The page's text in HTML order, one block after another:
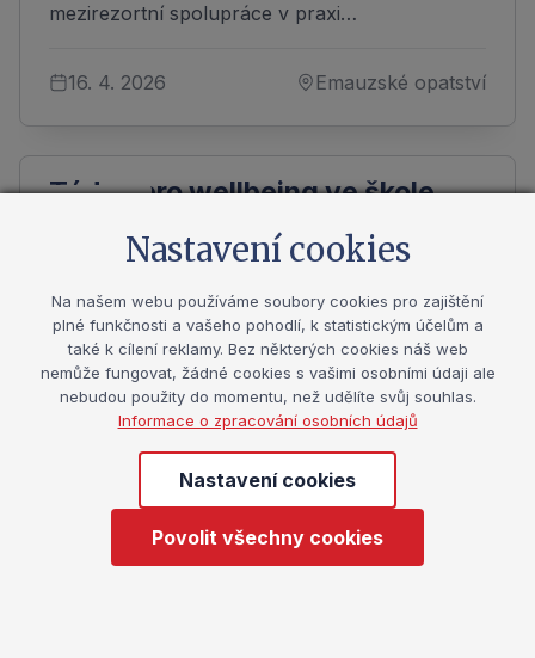
mezirezortní spolupráce v praxi…
16. 4. 2026 Emauzské opatství
Týden pro wellbeing ve škole
Podpora duševní pohody ve škole není
krátkodobým projektem, ale součástí kultury
školy a každodenní práce s dětmi i dospělými.
Iniciativa Týden pro wellbeing ve škole 2026, …
4. 2. 2026
Konference Světový den spánku
Nastavení cookies
Na našem webu používáme soubory cookies pro zajištění
plné funkčnosti a vašeho pohodlí, k statistickým účelům a
také k cílení reklamy. Bez některých cookies náš web
nemůže fungovat, žádné cookies s vašimi osobními údaji ale
nebudou použity do momentu, než udělíte svůj souhlas.
Informace o zpracování osobních údajů
Nastavení cookies
Povolit všechny cookies